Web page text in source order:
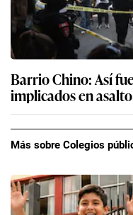
Barrio Chino: Así
implicados en
Más sobre Colegios